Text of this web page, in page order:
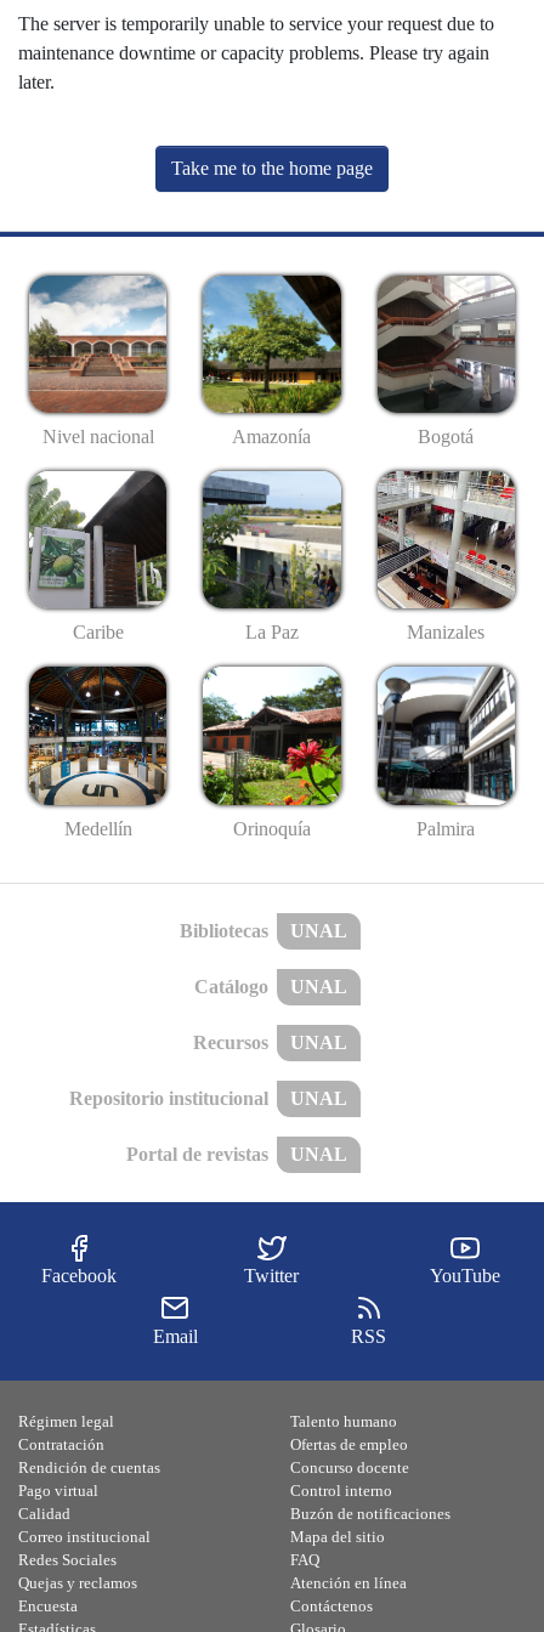
The server is temporarily unable to service your request due to
maintenance downtime or capacity problems. Please try again
later.
Take me to the home page
Nivel nacional Amazonía Bogotá
Caribe La Paz Manizales
Medellín Orinoquía Palmira
Bibliotecas UNAL
Catálogo UNAL
Recursos UNAL
Repositorio institucional UNAL
Portal de revistas UNAL
Facebook Twitter YouTube
Email RSS
Régimen legal
Contratación
Rendición de cuentas
Pago virtual
Calidad
Talento humano
Ofertas de empleo
Concurso docente
Control interno
Buzón de notificaciones
Correo institucional
Redes Sociales
Quejas y reclamos
Encuesta
Mapa del sitio
FAQ
Atención en línea
Contáctenos